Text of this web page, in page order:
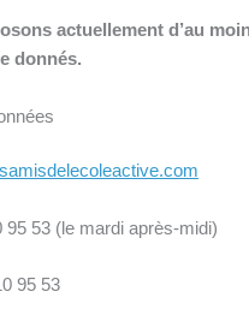
actuellement d’au
donnés.
95 53 (le mardi après-midi)
95 53